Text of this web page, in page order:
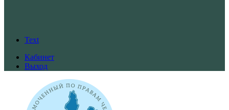
Text
Кабинет
Выход